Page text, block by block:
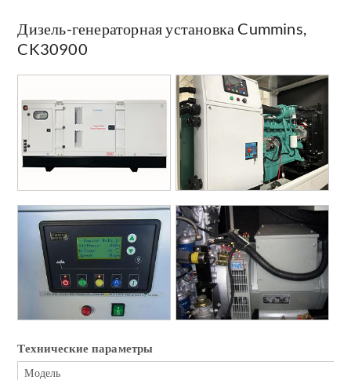
Дизель-генераторная установка Cummins,
CK30900
Технические параметры
Модель